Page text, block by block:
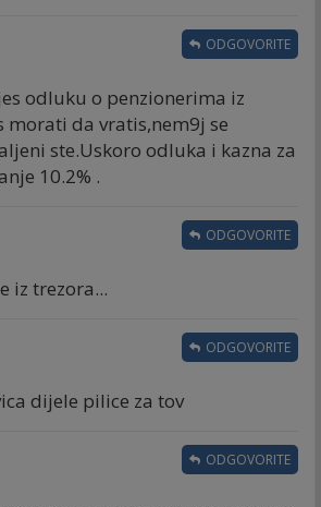
odluku o penzionerima iz
morati da vratis,nem9j se
ste.Uskoro odluka i kazna za
10.2% .
ODGOVORITE
iz trezora...
ODGOVORITE
dijele pilice za tov
ODGOVORITE
ODGOVORITE